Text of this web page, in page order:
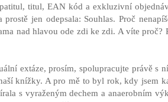
titul, EAN kód a exkluzivní
jen odepsala: Souhlas. Proč
nad hlavou ode zdi ke zdi. A víte proč?
extáze, prosím, spolupracujte právě s
knížky. A pro mě to byl rok, kdy jsem
s vyraženým dechem a anaerobním